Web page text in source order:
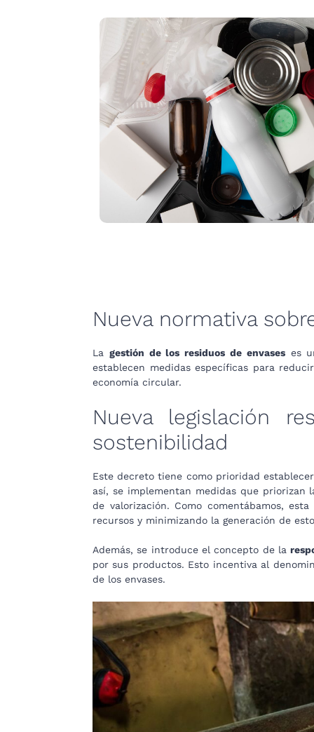
Nueva normativa
La gestión de los residuos de envaseses
establecen medidas específicas para
economía circular.
Nueva legislación
sostenibilidad
Este decreto tiene como prioridad
así, se implementan medidas que priorizan
de valorización. Como comentábamos,
recursos y minimizando la generación de
Además, se introduce el concepto de la
por sus productos. Esto incentiva al
de los envases.